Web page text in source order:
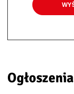
Ogłoszenia